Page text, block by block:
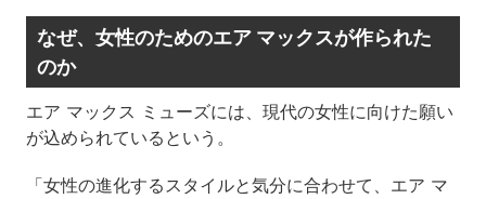
なぜ、女性のためのエア マックスが作られた
のか
エア マックス ミューズには、現代の女性に向けた願い
が込められているという。
「女性の進化するスタイルと気分に合わせて、エア マ